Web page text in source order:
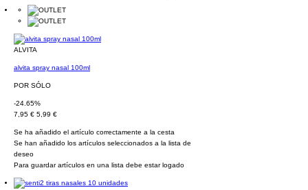
ALVITA
alvita spray nasal 100ml
POR SÓLO
-24.65%
7,95 € 5,99 €
Se ha añadido el artículo correctamente a la cesta
Se han añadido los artículos seleccionados a la lista de
deseo
Para guardar artículos en una lista debe estar logado